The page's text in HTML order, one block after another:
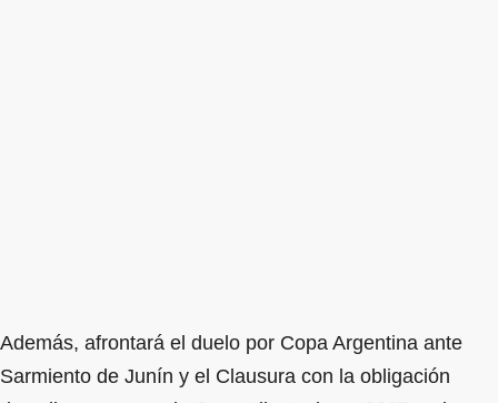
Además, afrontará el duelo por Copa Argentina ante
Sarmiento de Junín y el Clausura con la obligación